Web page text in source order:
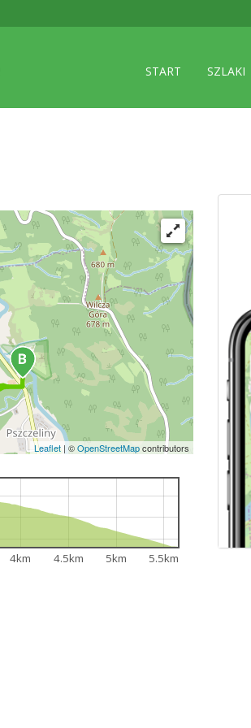
START SZLAKI
Leaflet | ©OpenStreetMapcontributors
4km 4.5km 5km 5.5km